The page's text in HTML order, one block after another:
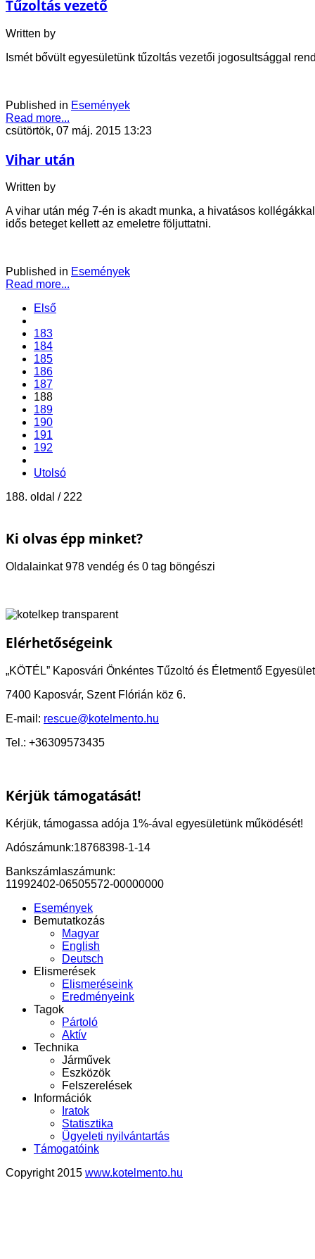
Tűzoltás vezető
Written by
Ismét bővült egyesületünk tűzoltás vezetői jogosultsággal
Published in Események
Read more...
csütörtök, 07 máj. 2015 13:23
Vihar után
Written by
A vihar után még 7-én is akadt munka, a hivatásos
idős beteget kellett az emeletre följuttatni.
Published in Események
Read more...
Első
183
184
185
186
187
188
189
190
191
192
Utolsó
188. oldal / 222
Ki olvas épp minket?
Oldalainkat 978 vendég és 0 tag böngészi
Elérhetőségeink
„KÖTÉL” Kaposvári Önkéntes Tűzoltó és Életmentő Egyesület
7400 Kaposvár, Szent Flórián köz 6.
E-mail: rescue@kotelmento.hu
Tel.: +36309573435
Kérjük támogatását!
Kérjük, támogassa adója 1%-ával egyesületünk működését!
Adószámunk:18768398-1-14
Bankszámlaszámunk:
11992402-06505572-00000000
Események
Bemutatkozás
Magyar
English
Deutsch
Elismerések
Elismeréseink
Eredményeink
Tagok
Pártoló
Aktív
Technika
Járművek
Eszközök
Felszerelések
Információk
Iratok
Statisztika
Ügyeleti nyilvántartás
Támogatóink
Copyright 2015 www.kotelmento.hu